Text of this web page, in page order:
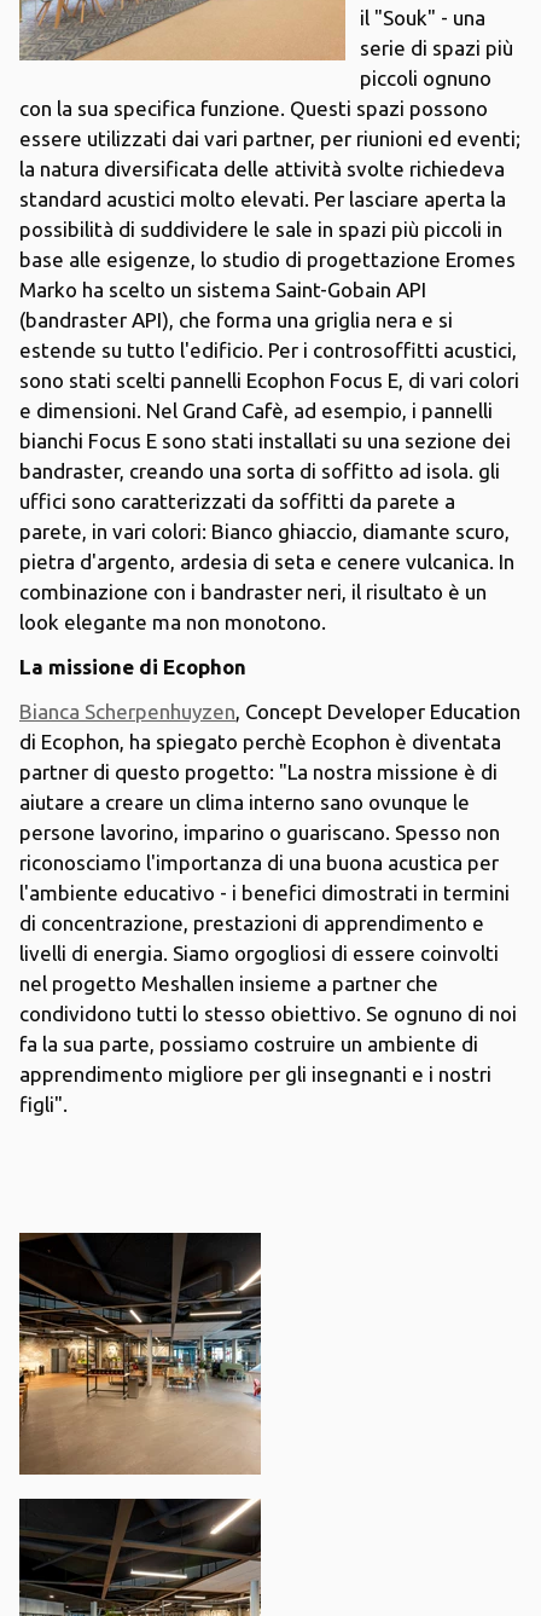
il "Souk" - una
serie di spazi più
piccoli ognuno
con la sua specifica funzione. Questi spazi possono
essere utilizzati dai vari partner, per riunioni ed eventi;
la natura diversificata delle attività svolte richiedeva
standard acustici molto elevati. Per lasciare aperta la
possibilità di suddividere le sale in spazi più piccoli in
base alle esigenze, lo studio di progettazione Eromes
Marko ha scelto un sistema Saint-Gobain API
(bandraster API), che forma una griglia nera e si
estende su tutto l'edificio. Per i controsoffitti acustici,
sono stati scelti pannelli Ecophon Focus E, di vari colori
e dimensioni. Nel Grand Cafè, ad esempio, i pannelli
bianchi Focus E sono stati installati su una sezione dei
bandraster, creando una sorta di soffitto ad isola. gli
uffici sono caratterizzati da soffitti da parete a
parete, in vari colori: Bianco ghiaccio, diamante scuro,
pietra d'argento, ardesia di seta e cenere vulcanica. In
combinazione con i bandraster neri, il risultato è un
look elegante ma non monotono.
La missione di Ecophon
Bianca Scherpenhuyzen, Concept Developer Education
di Ecophon, ha spiegato perchè Ecophon è diventata
partner di questo progetto: "La nostra missione è di
aiutare a creare un clima interno sano ovunque le
persone lavorino, imparino o guariscano. Spesso non
riconosciamo l'importanza di una buona acustica per
l'ambiente educativo - i benefici dimostrati in termini
di concentrazione, prestazioni di apprendimento e
livelli di energia. Siamo orgogliosi di essere coinvolti
nel progetto Meshallen insieme a partner che
condividono tutti lo stesso obiettivo. Se ognuno di noi
fa la sua parte, possiamo costruire un ambiente di
apprendimento migliore per gli insegnanti e i nostri
figli".